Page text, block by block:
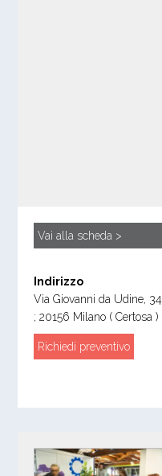
Vai alla scheda >
Indirizzo
Via Giovanni da Udine, 34
;20156 Milano ( Certosa )
Richiedi preventivo